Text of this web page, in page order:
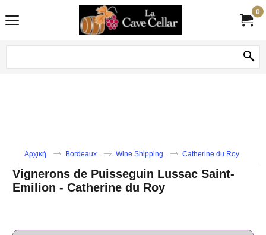
0
Αρχική Bordeaux Wine Shipping Catherine du Roy
Vignerons de Puisseguin Lussac Saint-
Emilion - Catherine du Roy